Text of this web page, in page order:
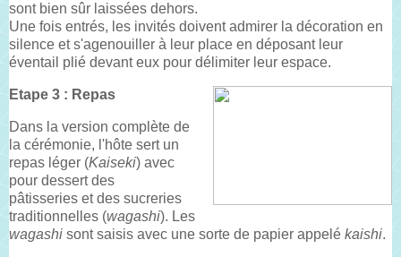
sont bien sûr laissées dehors.
Une fois entrés, les invités doivent admirer la décoration en
silence et s'agenouiller à leur place en déposant leur
éventail plié devant eux pour délimiter leur espace.
Etape 3 : Repas
Dans la version complète de
la cérémonie, l'hôte sert un
repas léger (Kaiseki) avec
pour dessert des
pâtisseries et des sucreries
traditionnelles (wagashi). Les
wagashi sont saisis avec une sorte de papier appelé kaishi.